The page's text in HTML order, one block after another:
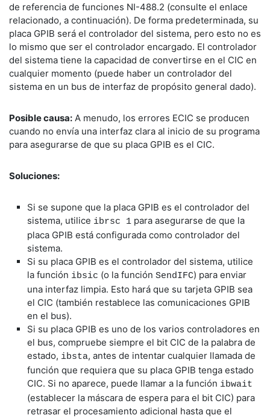
de referencia de funciones NI-488.2 (consulte el enlace
relacionado, a continuación). De forma predeterminada, su
placa GPIB será el controlador del sistema, pero esto no es
lo mismo que ser el controlador encargado. El controlador
del sistema tiene la capacidad de convertirse en el CIC en
cualquier momento (puede haber un controlador del
sistema en un bus de interfaz de propósito general dado).
Posible causa: A menudo, los errores ECIC se producen
cuando no envía una interfaz clara al inicio de su programa
para asegurarse de que su placa GPIB es el CIC.
Soluciones:
Si se supone que la placa GPIB es el controlador del
sistema, utilice ibrsc 1 para asegurarse de que la
placa GPIB está configurada como controlador del
sistema.
Si su placa GPIB es el controlador del sistema, utilice
la función ibsic (o la función SendIFC) para enviar
una interfaz limpia. Esto hará que su tarjeta GPIB sea
el CIC (también restablece las comunicaciones GPIB
en el bus).
Si su placa GPIB es uno de los varios controladores en
el bus, compruebe siempre el bit CIC de la palabra de
estado, ibsta, antes de intentar cualquier llamada de
función que requiera que su placa GPIB tenga estado
CIC. Si no aparece, puede llamar a la función ibwait
(establecer la máscara de espera para el bit CIC) para
retrasar el procesamiento adicional hasta que el